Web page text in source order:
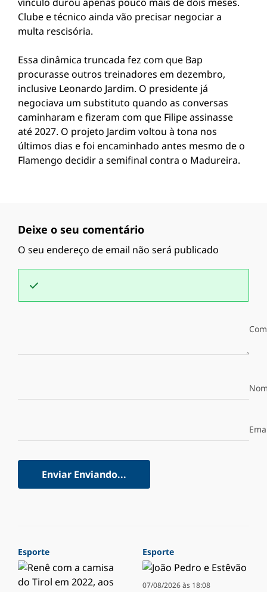
Clube e técnico ainda vão precisar negociar a
multa rescisória.
Essa dinâmica truncada fez com que Bap
procurasse outros treinadores em dezembro,
inclusive Leonardo Jardim. O presidente já
negociava um substituto quando as conversas
caminharam e fizeram com que Filipe assinasse
até 2027. O projeto Jardim voltou à tona nos
últimos dias e foi encaminhado antes mesmo de o
Flamengo decidir a semifinal contra o Madureira.
Deixe o seu comentário
O seu endereço de email não será publicado
Enviar Enviando...
Esporte Esporte
07/08/2026 às 18:08